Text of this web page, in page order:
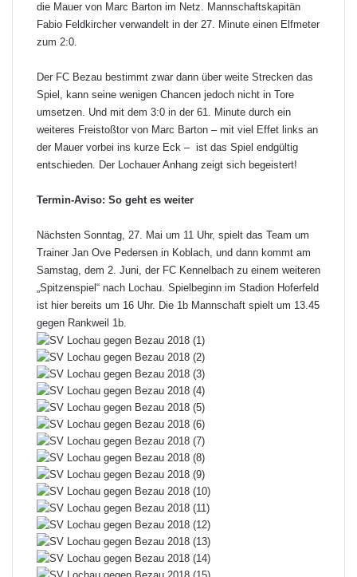
die Mauer von Marc Barton im Netz. Mannschaftskapitän
Fabio Feldkircher verwandelt in der 27. Minute einen Elfmeter
zum 2:0.
Der FC Bezau bestimmt zwar dann über weite Strecken das
Spiel, kann seine wenigen Chancen jedoch nicht in Tore
umsetzen. Und mit dem 3:0 in der 61. Minute durch ein
weiteres Freistoßtor von Marc Barton – mit viel Effet links an
der Mauer vorbei ins kurze Eck – ist das Spiel endgültig
entschieden. Der Lochauer Anhang zeigt sich begeistert!
Termin-Aviso: So geht es weiter
Nächsten Sonntag, 27. Mai um 11 Uhr, spielt das Team um
Trainer Jan Ove Pedersen in Koblach, und dann kommt am
Samstag, dem 2. Juni, der FC Kennelbach zu einem weiteren
„Spitzenspiel“ nach Lochau. Spielbeginn im Stadion Hoferfeld
ist hier bereits um 16 Uhr. Die 1b Mannschaft spielt um 13.45
gegen Rankweil 1b.